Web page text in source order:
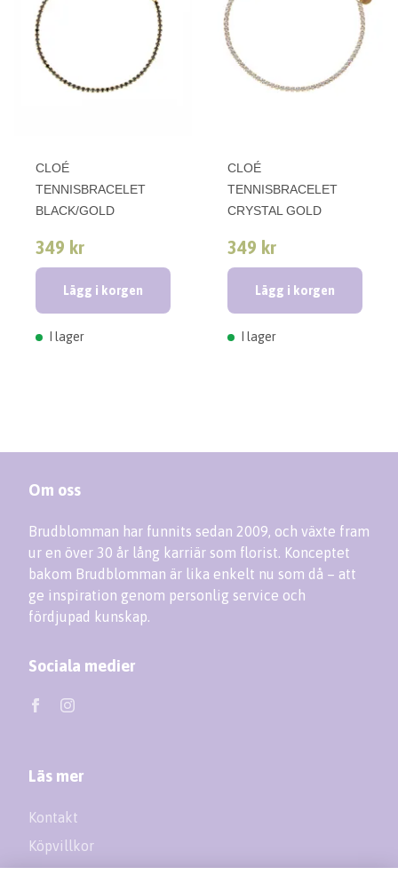
CLOÉ
TENNISBRACELET
BLACK/GOLD
349 kr
Lägg i korgen
I lager
CLOÉ
TENNISBRACELET
CRYSTAL GOLD
349 kr
Lägg i korgen
I lager
Om oss
Brudblomman har funnits sedan 2009, och växte fram
ur en över 30 år lång karriär som florist. Konceptet
bakom Brudblomman är lika enkelt nu som då – att
ge inspiration genom personlig service och
fördjupad kunskap.
Sociala medier
Läs mer
Kontakt
Köpvillkor